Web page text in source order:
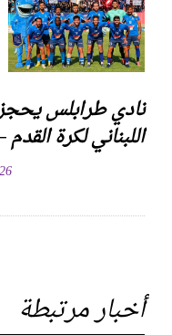
نادي طرابلس
اللبناني لكرة
أخبار مرتبطة